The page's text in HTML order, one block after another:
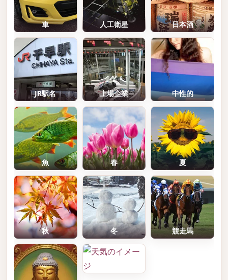
車 人工衛星 日本酒
JR駅名 上場企業 中性的
魚 春 夏
秋 冬 競走馬